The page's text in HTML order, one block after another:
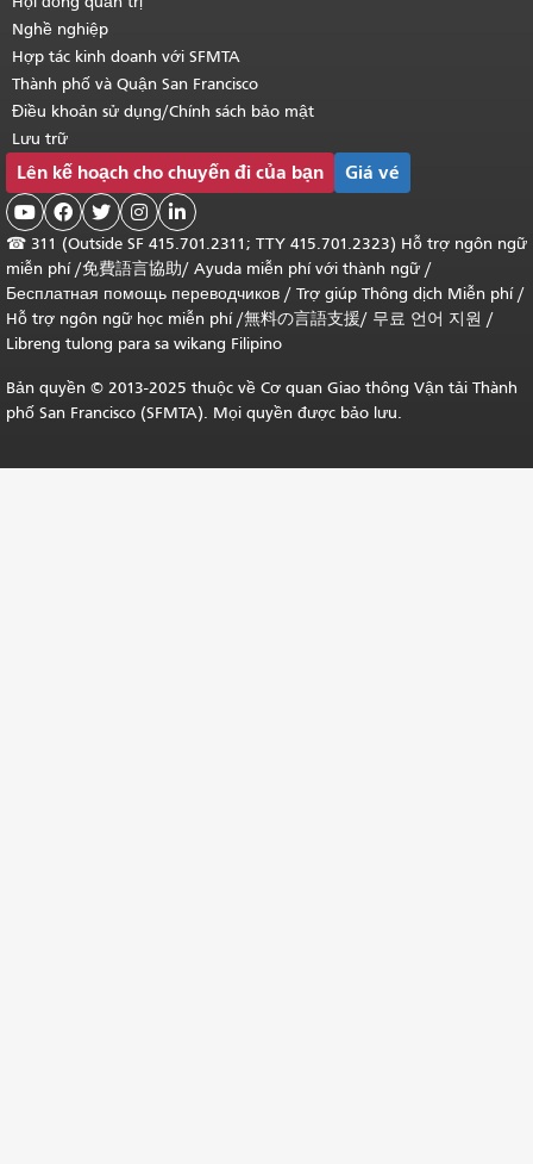
Nghề nghiệp
Hợp tác kinh doanh với SFMTA
Thành phố và Quận San Francisco
Điều khoản sử dụng/Chính sách bảo mật
Lưu trữ
Lên kế hoạch cho chuyến đi của bạn Giá vé
    
☎ 311 (Outside SF 415.701.2311; TTY 415.701.2323) Hỗ trợ ngôn ngữ
miễn phí /免費語言協助/ Ayuda miễn phí với thành ngữ /
Бесплатная помощь переводчиков / Trợ giúp Thông dịch Miễn phí/
Hỗ trợ ngôn ngữ học miễn phí/無料の言語支援/ 무료 언어 지원 /
Libreng tulong para sa wikang Filipino
Bản quyền © 2013-2025 thuộc về Cơ quan Giao thông Vận tải Thành
phố San Francisco (SFMTA). Mọi quyền được bảo lưu.